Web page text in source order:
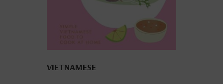
VIETNAMESE